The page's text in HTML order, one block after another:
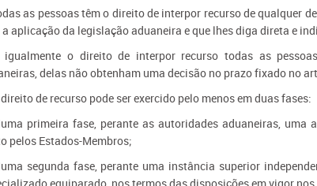
as pessoas têm o direito de interpor recurso de qualquer
aplicação da legislação aduaneira e que lhes diga direta e
igualmente o direito de interpor recurso todas as
delas não obtenham uma decisão no prazo fixado no
de recurso pode ser exercido pelo menos em duas fases:
primeira fase, perante as autoridades aduaneiras,
pelos Estados-Membros;
segunda fase, perante uma instância superior